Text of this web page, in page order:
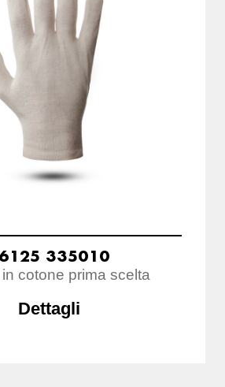
335010
cotone prima scelta
Dettagli